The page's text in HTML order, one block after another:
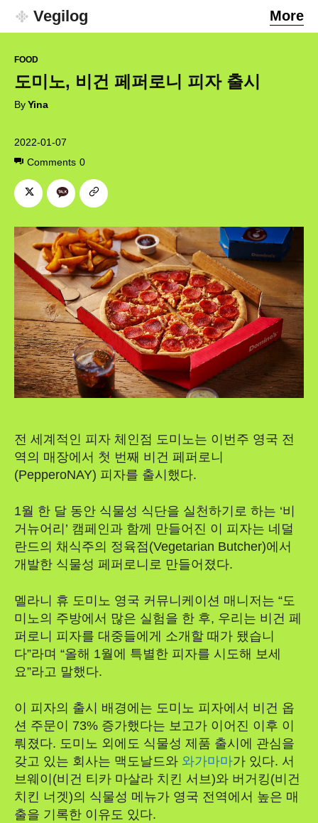
Vegilog More
2022-01-07
Comments 0
FOOD
도미노, 비건 페퍼로니 피자 출시
ByYina
전 세계적인 피자 체인점 도미노는 이번주 영국 전
역의 매장에서 첫 번째 비건 페퍼로니
(PepperoNAY) 피자를 출시했다.
1월 한 달 동안 식물성 식단을 실천하기로 하는 ‘비
거뉴어리’ 캠페인과 함께 만들어진 이 피자는 네덜
란드의 채식주의 정육점(Vegetarian Butcher)에서
개발한 식물성 페퍼로니로 만들어졌다.
멜라니 휴 도미노 영국 커뮤니케이션 매니저는 “도
미노의 주방에서 많은 실험을 한 후, 우리는 비건 페
퍼로니 피자를 대중들에게 소개할 때가 됐습니
다”라며 “올해 1월에 특별한 피자를 시도해 보세
요”라고 말했다.
이 피자의 출시 배경에는 도미노 피자에서 비건 옵
션 주문이 73% 증가했다는 보고가 이어진 이후 이
뤄졌다. 도미노 외에도 식물성 제품 출시에 관심을
갖고 있는 회사는 맥도날드와 와가마마가 있다. 서
브웨이(비건 티카 마살라 치킨 서브)와 버거킹(비건
치킨 너겟)의 식물성 메뉴가 영국 전역에서 높은 매
출을 기록한 이유도 있다.